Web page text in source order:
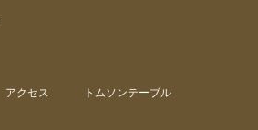
アクセス
トムソンテーブル